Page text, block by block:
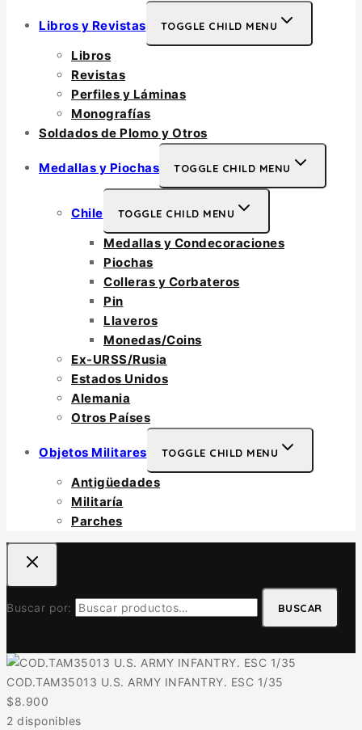
Libros y Revistas TOGGLE CHILD MENU
Libros
Revistas
Perfiles y Láminas
Monografías
Soldados de Plomo y Otros
Medallas y Piochas TOGGLE CHILD MENU
Chile TOGGLE CHILD MENU
Medallas y Condecoraciones
Piochas
Colleras y Corbateros
Pin
Llaveros
Monedas/Coins
Ex-URSS/Rusia
Estados Unidos
Alemania
Otros Países
Objetos Militares TOGGLE CHILD MENU
Antigüedades
Militaría
Parches
Buscar por: BUSCAR
COD.TAM35013 U.S. ARMY INFANTRY. ESC 1/35
$8.900
2 disponibles